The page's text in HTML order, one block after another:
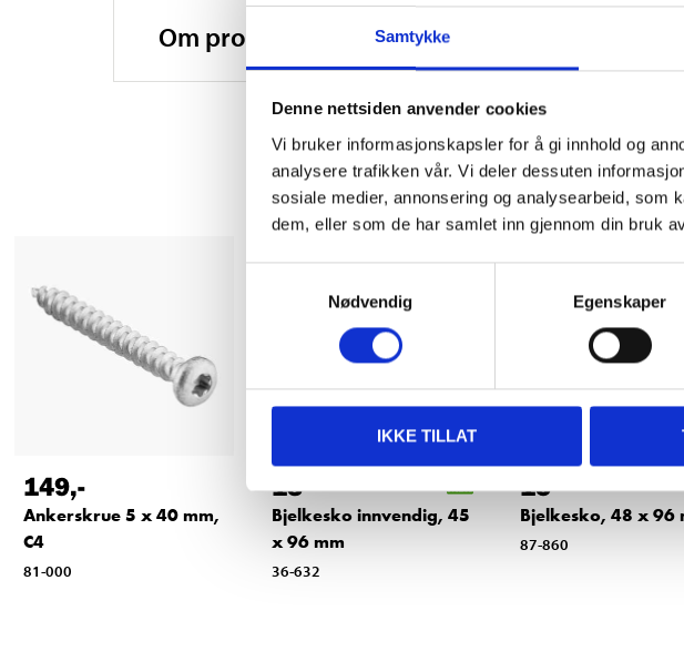
Samtykke
Denne nettsiden anvender cookies
Vi bruker informasjonskapsler for å gi innhold og
analysere trafikken vår. Vi deler dessuten
sosiale medier, annonsering og analysearbeid, som
dem, eller som de har samlet inn gjennom din bruk
Nødvendig
Egenskaper
IKKE TILLAT
Om produsenten
Andre
149,-
Ankerskrue 5 x 40 mm,
C4
81-000
13
Bjelkesko innvendig, 45
x 96 mm
36-632
15
Bjelkesko, 48 x 96
87-860